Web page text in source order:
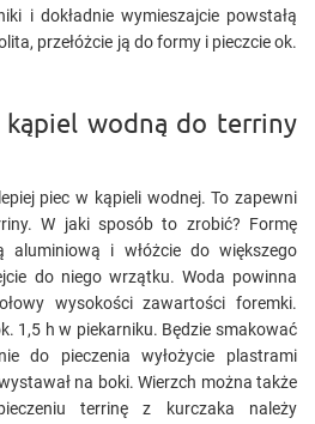
i dokładnie wymieszajcie powstałą
przełóżcie ją do formy i pieczcie ok.
kąpiel wodną do terriny
piec w kąpieli wodnej. To zapewni
W jaki sposób to zrobić? Formę
aluminiową i włóżcie do większego
do niego wrzątku. Woda powinna
wysokości zawartości foremki.
1,5 h w piekarniku. Będzie smakować
do pieczenia wyłożycie plastrami
na boki. Wierzch można także
terrinę z kurczaka należy